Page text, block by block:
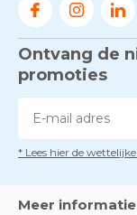
Ontvang de
promoties
* Lees hier de
Meer informatie